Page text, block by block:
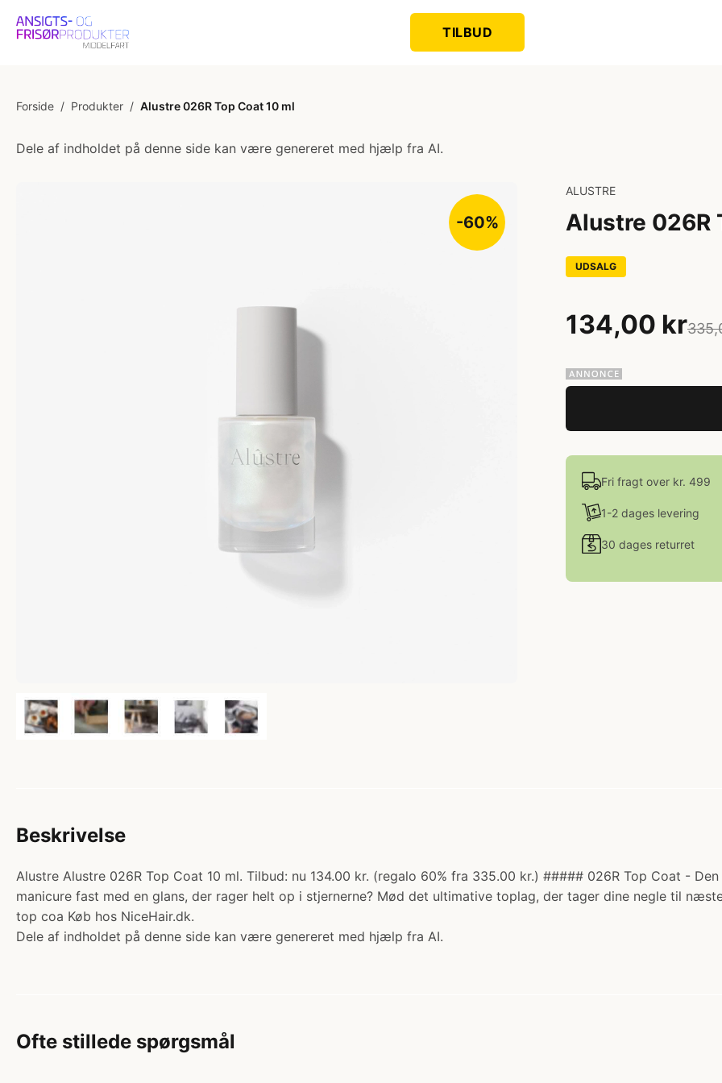
TILBUD
Forside / Produkter / Alustre 026R Top Coat 10 ml
Dele af indholdet på denne side kan være genereret med hjælp fra AI.
-60%
ALUSTRE
Alustre 026R
UDSALG
134,00 kr
Fri fragt over kr. 499
1-2 dages levering
30 dages returret
Beskrivelse
Alustre Alustre 026R Top Coat 10 ml. Tilbud: nu 134.00 kr. (regalo 60% fra 335.00 kr.) ##### 026R Top Coat -
manicure fast med en glans, der rager helt op i stjernerne? Mød det ultimative toplag, der tager dine negle til
top coa Køb hos NiceHair.dk.
Dele af indholdet på denne side kan være genereret med hjælp fra AI.
Ofte stillede spørgsmål